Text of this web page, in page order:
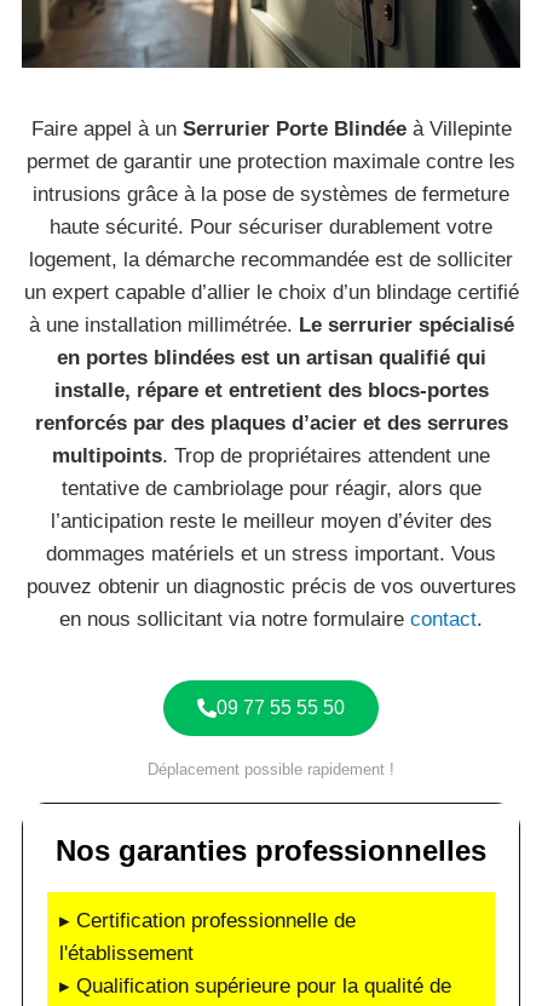
Faire appel à un Serrurier Porte Blindéeà Villepinte
permet de garantir une protection maximale contre les
intrusions grâce à la pose de systèmes de fermeture
haute sécurité. Pour sécuriser durablement votre
logement, la démarche recommandée est de solliciter
un expert capable d’allier le choix d’un blindage certifié
à une installation millimétrée. Le serrurier spécialisé
en portes blindées est un artisan qualifié qui
installe, répare et entretient des blocs-portes
renforcés par des plaques d’acier et des serrures
multipoints. Trop de propriétaires attendent une
tentative de cambriolage pour réagir, alors que
l’anticipation reste le meilleur moyen d’éviter des
dommages matériels et un stress important. Vous
pouvez obtenir un diagnostic précis de vos ouvertures
en nous sollicitant via notre formulaire contact.
09 77 55 55 50
Déplacement possible rapidement !
Nos garanties professionnelles
▸ Certification professionnelle de
l'établissement
▸ Qualification supérieure pour la qualité de